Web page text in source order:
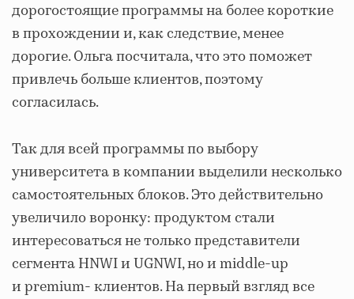
дорогостоящие программы на более короткие
в прохождении и, как следствие, менее
дорогие. Ольга посчитала, что это поможет
привлечь больше клиентов, поэтому
согласилась.
Так для всей программы по выбору
университета в компании выделили несколько
самостоятельных блоков. Это действительно
увеличило воронку: продуктом стали
интересоваться не только представители
сегмента HNWI и UGNWI, но и middle-up
и premium- клиентов. На первый взгляд все